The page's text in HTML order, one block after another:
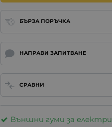
БЪРЗА ПОРЪЧКА
НАПРАВИ ЗАПИТВАНЕ
СРАВНИ
Външни гуми за